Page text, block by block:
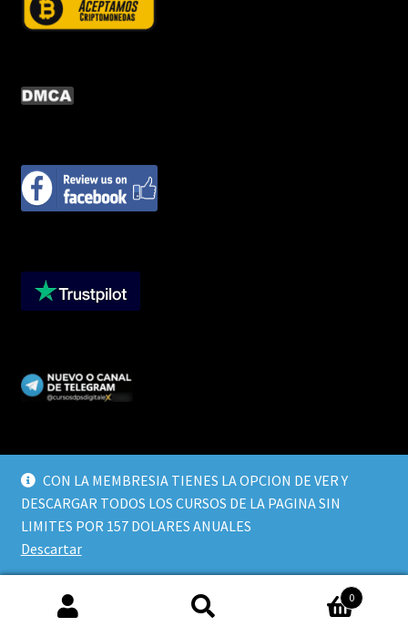
CON LA MEMBRESIA TIENES LA OPCION DE VER Y
DESCARGAR TODOS LOS CURSOS DE LA PAGINA SIN
LIMITES POR 157 DOLARES ANUALES
Descartar
© CURSOS DIGITALEX 2026
TERMINOS Y CONDICIONES
Built with WooCommerce
0